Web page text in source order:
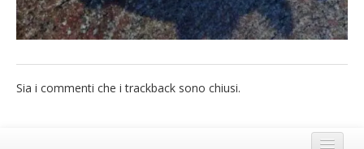
Sia i commenti che i trackback sono chiusi.